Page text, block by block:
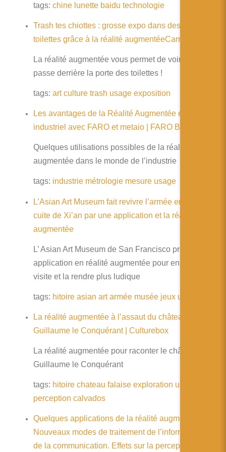
日本語
tags: chine lunette baidu technologie
Trash tes chiottes : grosse expo dans des petits
toilettes grâce à la réalité augmentéeCarré d’info
La réalité augmentée vous permet de voir ce qui ce
passe derrière la porte des toilettes !
tags: art culture trash usage exposition
Les avantages de la Réalité Augmentée en milieu
industriel avec FARO et metaio | FARO Blog
Quelques utilisations possibles de la réalité
augmentée dans le monde de l’industrie
tags: industrie métrologie mesure usage
L’Asian Art Museum fait revivre l’armée en terre
cuite de Xi’an par une application et la réalité
augmentée
L’ Asian Art Museum de San Francisco propose une
application en réalité augmentée pour enrichir sa
visite et la rendre plus ludique
tags: hitoire asian art armée musée jeux usage
La réalité augmentée à l’assaut du château de
Guillaume le Conquérant | Culturebox
La réalité augmentée pour raconter le château de
Guillaume le Conquérant
tags: hitoire chateau falaise exploration usage
perception calvados
Quelques applications de la réalité augmentée :
Nouveaux modes de traitement de l’information et
de la communication. Effets sur la perception, la